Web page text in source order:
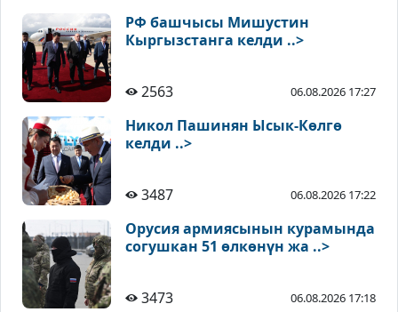
РФ башчысы Мишустин
Кыргызстанга келди ..>
2563 06.08.2026 17:27
Никол Пашинян Ысык-Көлгө
келди ..>
3487 06.08.2026 17:22
Орусия армиясынын курамында
согушкан 51 өлкөнүн жа ..>
3473 06.08.2026 17:18